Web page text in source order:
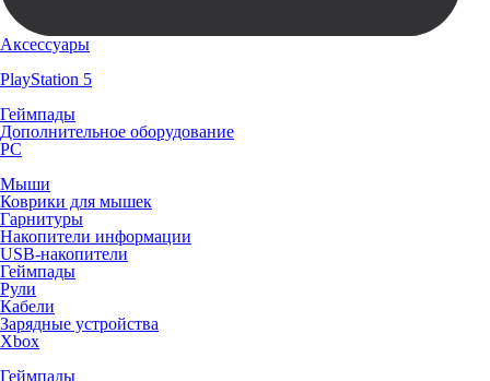
Аксессуары
PlayStation 5
Геймпады
Дополнительное оборудование
PC
Мыши
Коврики для мышек
Гарнитуры
Накопители информации
USB-накопители
Геймпады
Рули
Кабели
Зарядные устройства
Xbox
Геймпады